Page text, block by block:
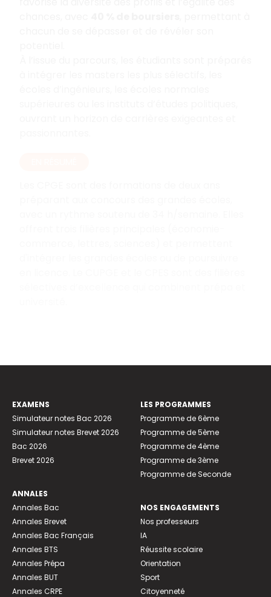
EXAMENS
Simulateur notes Bac 2026
Simulateur notes Brevet 2026
Bac 2026
Brevet 2026
ANNALES
Annales Bac
Annales Brevet
Annales Bac Français
Annales BTS
Annales Prépa
Annales BUT
Annales CRPE
LES PROGRAMMES
Programme de 6ème
Programme de 5ème
Programme de 4ème
Programme de 3ème
Programme de Seconde
NOS ENGAGEMENTS
Nos professeurs
IA
Réussite scolaire
Orientation
Sport
Citoyenneté